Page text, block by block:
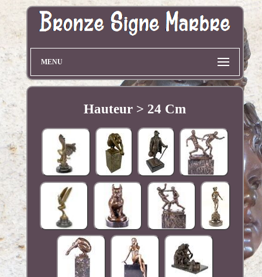
MENU
Hauteur > 24 Cm